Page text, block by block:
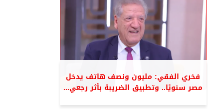
فخري الفقي: مليون ونصف هاتف يدخل
مصر سنويًا.. وتطبيق الضريبة بأثر رجعي...